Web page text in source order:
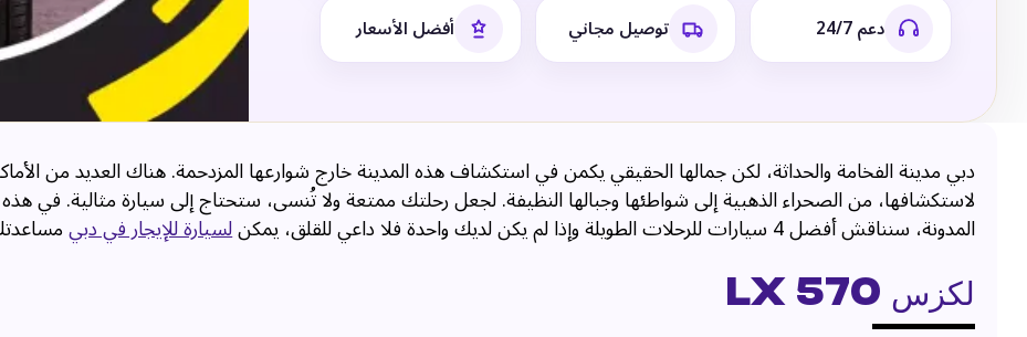
دعم 24/7 توصيل مجاني أفضل الأسعار
دبي مدينة الفخامة والحداثة، لكن جمالها الحقيقي يكمن في استكشاف هذه المدينة خارج شوارعها المزدحمة. هناك العديد من
لاستكشافها، من الصحراء الذهبية إلى شواطئها وجبالها النظيفة. لجعل رحلتك ممتعة ولا تُنسى، ستحتاج إلى سيارة مثالية. في هذه
المدونة، سنناقش أفضل 4 سيارات للرحلات الطويلة وإذا لم يكن لديك واحدة فلا داعي للقلق، يمكن لسيارة للإيجار في دبي
لكزس LX 570